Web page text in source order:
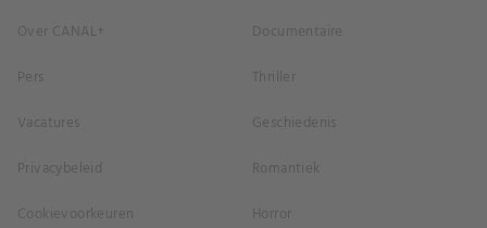
Over CANAL+
Pers
Vacatures
Privacybeleid
Cookievoorkeuren
Documentaire
Thriller
Geschiedenis
Romantiek
Horror